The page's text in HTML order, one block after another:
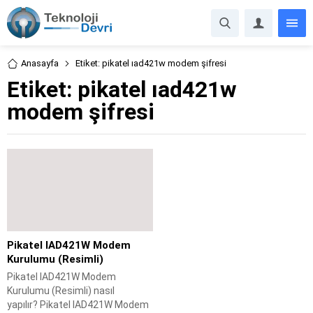
Anasayfa Etiket: pikatel ıad421w modem şifresi
Etiket: pikatel ıad421w
modem şifresi
Pikatel IAD421W Modem
Kurulumu (Resimli)
Pikatel IAD421W Modem
Kurulumu (Resimli) nasıl
yapılır? Pikatel IAD421W Modem